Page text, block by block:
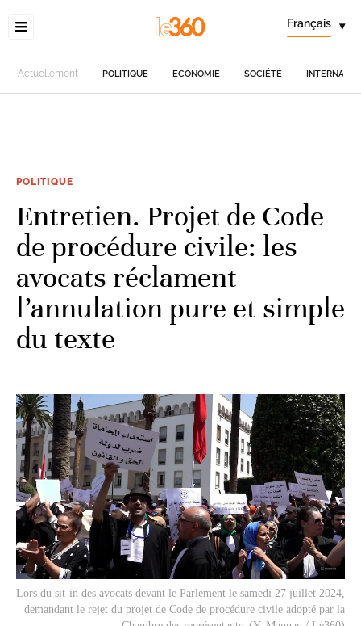
Français ▾
Actuellement POLITIQUE ECONOMIE SOCIÉTÉ
POLITIQUE
Entretien. Projet de Code
de procédure civile: les
avocats réclament
l’annulation pure et simple
du texte
Lors du sit-in des avocats devant le Parlement le samedi 27 juillet 2024,
demandant le rejet du projet de Code de procédure civile adopté par la